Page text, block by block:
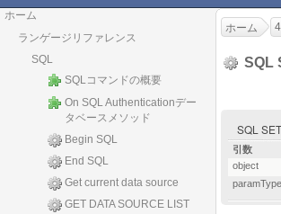
ホーム
ランゲージリファレンス
SQL
SQLコマンドの概要
On SQL Authenticationデー
タベースメソッド
Begin SQL
End SQL
Get current data source
GET DATA SOURCE LIST
ホーム
SQL
SQL
引数
object
paramType